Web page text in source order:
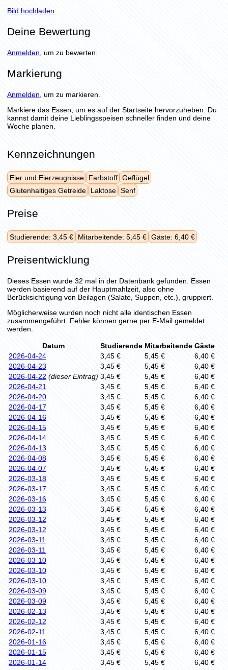
Bild hochladen
Deine Bewertung
Anmelden , um zu bewerten.
Markierung
Anmelden , um zu markieren.
Markiere das Essen, um es auf der Startseite hervorzuheben. Du
kannst damit deine Lieblingsspeisen schneller finden und deine
Woche planen.
Kennzeichnungen
Eier und Eierzeugnisse Farbstoff Geflügel
Glutenhaltiges Getreide
Laktose Senf
Preise
Studierende: 3,45 € Mitarbeitende: 5,45 € Gäste: 6,40 €
Preisentwicklung
Dieses Essen wurde 32 mal in der Datenbank gefunden. Essen
werden basierend auf der Hauptmahlzeit, also ohne
Berücksichtigung von Beilagen (Salate, Suppen, etc.), gruppiert.
Möglicherweise wurden noch nicht alle identischen Essen
zusammengeführt. Fehler können gerne per E-Mail gemeldet
werden.
Datum Studierende Mitarbeitende Gäste
2026-04-24
3,45 € 5,45 €
6,40 €
2026-04-23
3,45 € 5,45 €
6,40 €
2026-04-22 (dieser Eintrag) 3,45 € 5,45 €
6,40 €
2026-04-21
3,45 € 5,45 €
6,40 €
2026-04-20
3,45 € 5,45 €
6,40 €
2026-04-17
3,45 € 5,45 €
6,40 €
2026-04-16
3,45 € 5,45 €
6,40 €
2026-04-15
3,45 € 5,45 €
6,40 €
2026-04-14
3,45 € 5,45 €
6,40 €
2026-04-13
3,45 € 5,45 €
6,40 €
2026-04-08
3,45 € 5,45 €
6,40 €
2026-04-07
3,45 € 5,45 €
6,40 €
2026-03-18
3,45 € 5,45 €
6,40 €
2026-03-17
3,45 € 5,45 €
6,40 €
2026-03-16
3,45 € 5,45 €
6,40 €
2026-03-13
3,45 € 5,45 €
6,40 €
2026-03-12
3,45 € 5,45 €
6,40 €
2026-03-12
3,45 € 5,45 €
6,40 €
2026-03-11
3,45 € 5,45 €
6,40 €
2026-03-11
3,45 € 5,45 €
6,40 €
2026-03-10
3,45 € 5,45 €
6,40 €
2026-03-10
3,45 € 5,45 €
6,40 €
2026-03-10
3,45 € 5,45 €
6,40 €
2026-03-09
3,45 € 5,45 €
6,40 €
2026-03-09
3,45 € 5,45 €
6,40 €
2026-02-13
3,45 € 5,45 €
6,40 €
2026-02-12
3,45 € 5,45 €
6,40 €
2026-02-11
3,45 € 5,45 €
6,40 €
2026-01-16
3,45 € 5,45 €
6,40 €
2026-01-15
3,45 € 5,45 €
6,40 €
2026-01-14
3,45 € 5,45 €
6,40 €